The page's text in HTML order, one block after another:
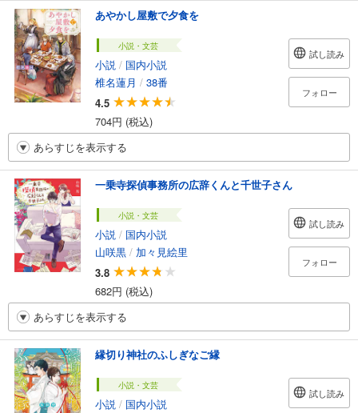
あやかし屋敷で夕食を
小説・文芸
小説 / 国内小説
椎名蓮月 / 38番
4.5
704円 (税込)
試し読み
フォロー
あらすじを表示する
一乗寺探偵事務所の広辞くんと千世子さん
小説・文芸
小説 / 国内小説
山咲黒 / 加々見絵里
3.8
682円 (税込)
試し読み
フォロー
あらすじを表示する
縁切り神社のふしぎなご縁
小説・文芸
小説 / 国内小説
試し読み